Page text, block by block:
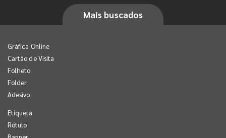
Mais buscados
Gráfica Online
Cartão de Visita
Folheto
Folder
Adesivo
Etiqueta
Rótulo